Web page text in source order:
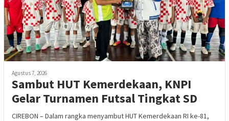
Agustus 7, 2026
Sambut HUT Kemerdekaan, KNPI
Gelar Turnamen Futsal Tingkat SD
CIREBON – Dalam rangka menyambut HUT Kemerdekaan RI ke-81,